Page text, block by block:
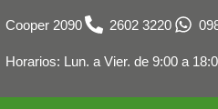
Cooper 2090 2602 3220
Horarios: Lun. a Vier. de 9:00 a